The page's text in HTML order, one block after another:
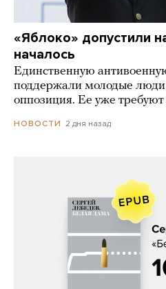
«Яблоко» допустили
началось
Единственную
поддержали молодые люди
оппозиция. Ее уже требуют
НОВОСТИ 2 дня назад